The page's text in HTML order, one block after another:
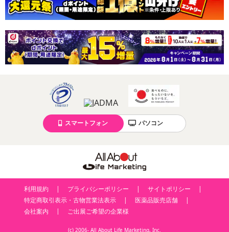
カート機能をご利用の場合は、配送日時指定をご利用いただけませ
ん。
発送日カレンダー
その他共通および商品カテゴリー別注意事項（※必ずご確認くだ
さい）
スマートフォン パソコン
利用規約 プライバシーポリシー
サイトポリシー
特定商取引表示・古物営業法表示
医薬品販売店舗
会社案内
ご出展ご希望の企業様
(c) 2006- All About Life Marketing, Inc.